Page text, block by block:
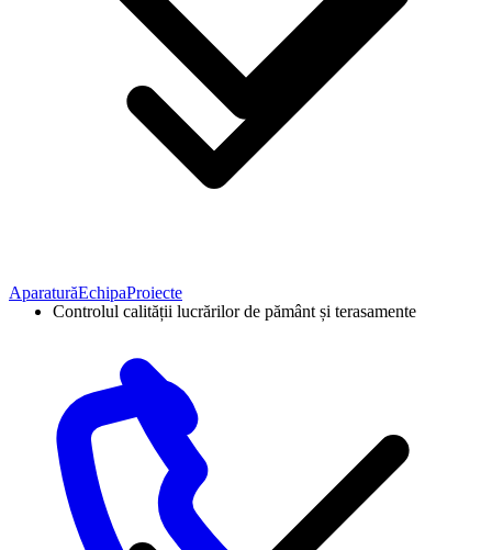
AparaturăEchipaProiecte
Controlul calității lucrărilor de pământ și terasamente